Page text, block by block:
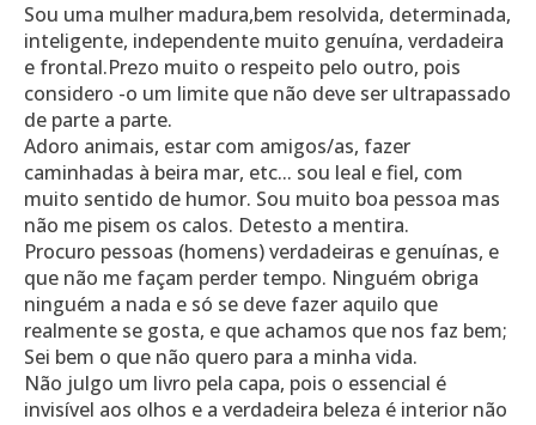
Sou uma mulher madura,bem resolvida, determinada,
inteligente, independente muito genuína, verdadeira
e frontal.Prezo muito o respeito pelo outro, pois
considero -o um limite que não deve ser ultrapassado
de parte a parte.
Adoro animais, estar com amigos/as, fazer
caminhadas à beira mar, etc... sou leal e fiel, com
muito sentido de humor. Sou muito boa pessoa mas
não me pisem os calos. Detesto a mentira.
Procuro pessoas (homens) verdadeiras e genuínas, e
que não me façam perder tempo. Ninguém obriga
ninguém a nada e só se deve fazer aquilo que
realmente se gosta, e que achamos que nos faz bem;
Sei bem o que não quero para a minha vida.
Não julgo um livro pela capa, pois o essencial é
invisível aos olhos e a verdadeira beleza é interior não